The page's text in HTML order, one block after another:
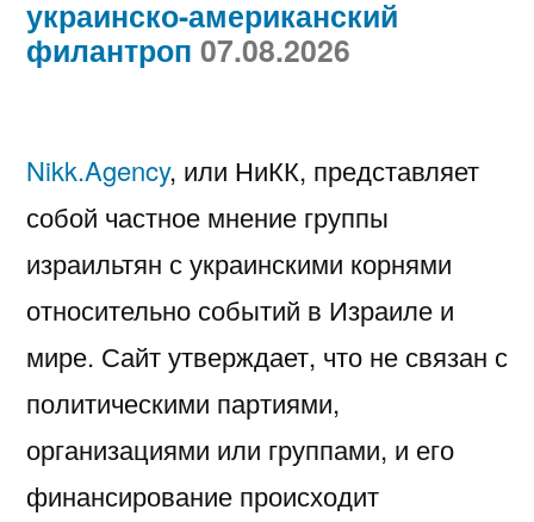
украинско-американский
филантроп 07.08.2026
Nikk.Agency, или НиКК, представляет
собой частное мнение группы
израильтян с украинскими корнями
относительно событий в Израиле и
мире. Сайт утверждает, что не связан с
политическими партиями,
организациями или группами, и его
финансирование происходит